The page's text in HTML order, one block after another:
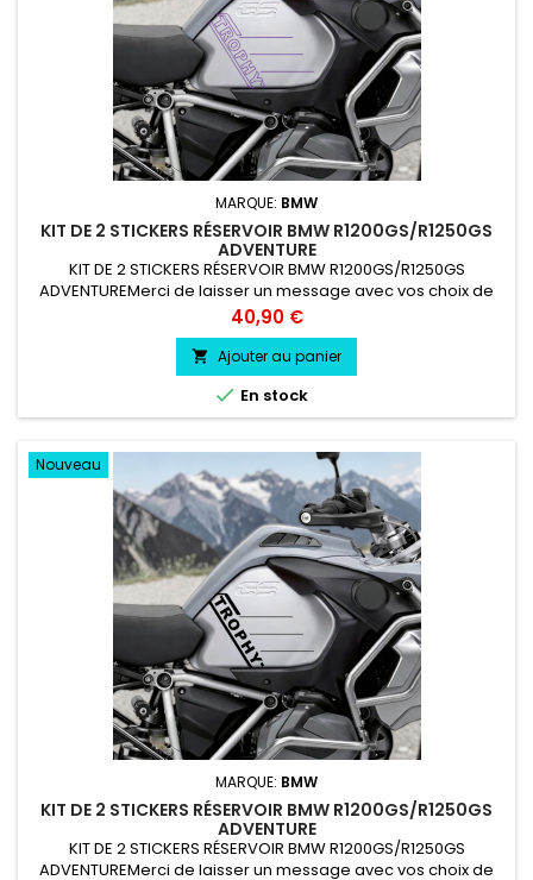
MARQUE: BMW
KIT DE 2 STICKERS RÉSERVOIR BMW R1200GS/R1250GS
ADVENTURE
KIT DE 2 STICKERS RÉSERVOIR BMW R1200GS/R1250GS
ADVENTUREMerci de laisser un message avec vos choix de
couleur lors de la commande COULEUR AU CHOIX vinyle
professionnel très résistant résiste a l'eau, essence, chaleur,
froid.
Prix
40,90 €
 Ajouter au panier
 En stock
Nouveau
MARQUE: BMW
KIT DE 2 STICKERS RÉSERVOIR BMW R1200GS/R1250GS
ADVENTURE
KIT DE 2 STICKERS RÉSERVOIR BMW R1200GS/R1250GS
ADVENTUREMerci de laisser un message avec vos choix de